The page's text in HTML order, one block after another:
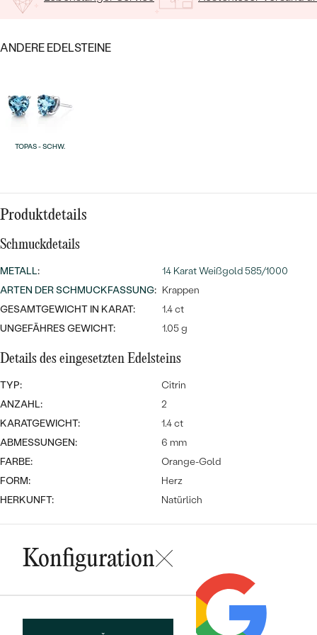
Meistverkaufte
GOLD
PLATIN
Wave Kollektion
PERLENSCHMUCK
PERSONALISIERT
SYMBOLISCH
NACH ANLASS
NACH DER FARBE
NACH DER FORM
DIAMANTEN
Meistverkaufte
Ohrrinnge
ANSEHEN
Personalisierte
Halsketten
ANSEHEN
LUXURIÖSE
Meistverkaufte
ANSEHEN
ANDERE EDELSTEINE
TOPAS - SCHW.
Produktdetails
Schmuckdetails
METALL:
14 Karat Weißgold 585/1000
ARTEN DER SCHMUCKFASSUNG: Krappen
GESAMTGEWICHT IN KARAT:
1.4 ct
UNGEFÄHRES GEWICHT:
1.05 g
Details des eingesetzten Edelsteins
TYP:
Citrin
ANZAHL:
2
KARATGEWICHT:
1.4 ct
ABMESSUNGEN:
6 mm
FARBE:
Orange-Gold
FORM:
Herz
HERKUNFT:
Natürlich
Konfiguration